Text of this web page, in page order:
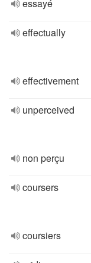
essayé
effectually
effectivement
unperceived
non perçu
coursers
coursiers